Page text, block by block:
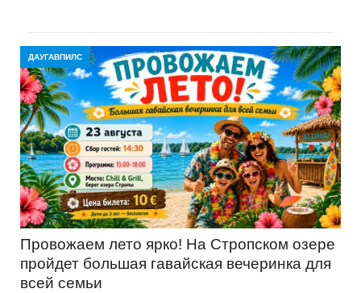
ДАУГАВПИЛС
Провожаем лето ярко! На Стропском озере
пройдет большая гавайская вечеринка для
всей семьи